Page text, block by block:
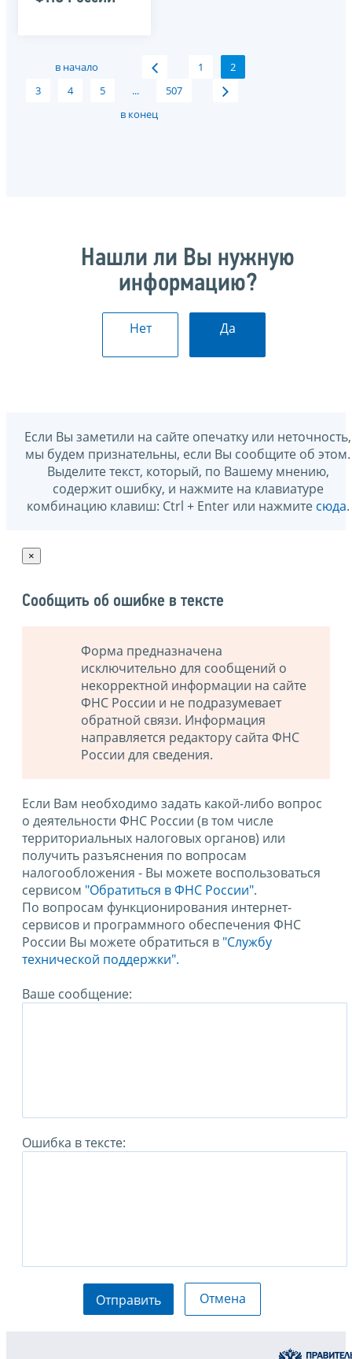
в начало 1
2
3
4 5 ...
507
в конец
Нашли ли Вы нужную
информацию?
Нет Да
Если Вы заметили на сайте опечатку или неточность,
мы будем признательны, если Вы сообщите об этом.
Выделите текст, который, по Вашему мнению,
содержит ошибку, и нажмите на клавиатуре
комбинацию клавиш: Ctrl + Enter или нажмите сюда.
×
Сообщить об ошибке в тексте
Форма предназначена
исключительно для сообщений о
некорректной информации на сайте
ФНС России и не подразумевает
обратной связи. Информация
направляется редактору сайта ФНС
России для сведения.
Если Вам необходимо задать какой-либо вопрос
о деятельности ФНС России (в том числе
территориальных налоговых органов) или
получить разъяснения по вопросам
налогообложения - Вы можете воспользоваться
сервисом "Обратиться в ФНС России".
По вопросам функционирования интернет-
сервисов и программного обеспечения ФНС
России Вы можете обратиться в "Службу
технической поддержки".
Ваше сообщение:
Ошибка в тексте:
Отправить Отмена